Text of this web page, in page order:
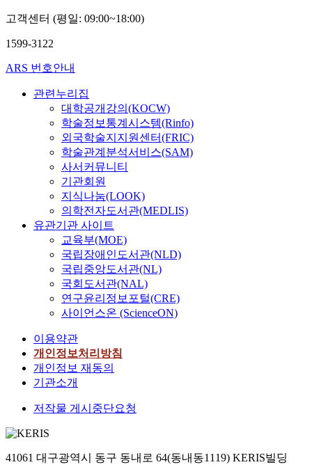
고객센터 (평일: 09:00~18:00)
1599-3122
ARS 번호안내
관련누리집
대학공개강의(KOCW)
학술정보통계시스템(Rinfo)
외국학술지지원센터(FRIC)
학술관계분석서비스(SAM)
사서커뮤니티
기관회원
지식나눔(LOOK)
의학전자도서관(MEDLIS)
유관기관 사이트
교육부(MOE)
국립장애인도서관(NLD)
국립중앙도서관(NL)
국회도서관(NAL)
연구윤리정보포털(CRE)
사이언스온 (ScienceON)
이용약관
개인정보처리방침
개인정보 재동의
기관소개
저작물 게시중단요청
41061 대구광역시 동구 동내로 64(동내동1119) KERIS빌딩